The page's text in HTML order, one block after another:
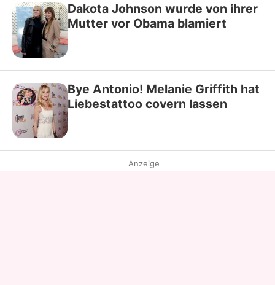
Dakota Johnson wurde von ihrer
Mutter vor Obama blamiert
Bye Antonio! Melanie Griffith hat
Liebestattoo covern lassen
Anzeige